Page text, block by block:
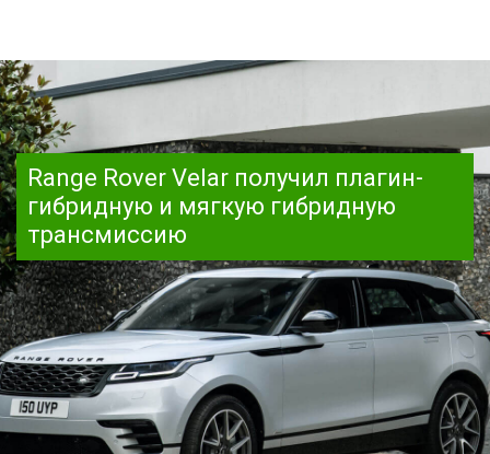
Range Rover Velar получил плагин-
гибридную и мягкую гибридную
трансмиссию